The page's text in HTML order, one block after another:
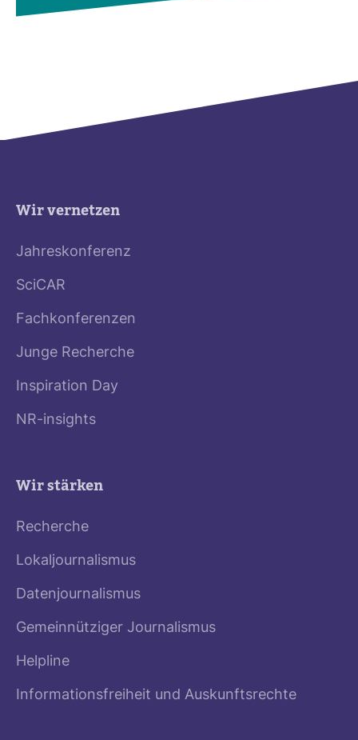
Wir vernetzen
Jahreskonferenz
SciCAR
Fachkonferenzen
Junge Recherche
Inspiration Day
NR-insights
Wir stärken
Recherche
Lokaljournalismus
Datenjournalismus
Gemeinnütziger Journalismus
Helpline
Informationsfreiheit und Auskunftsrechte